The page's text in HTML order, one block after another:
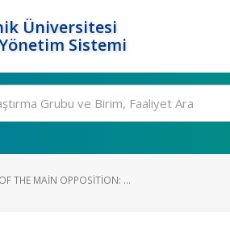
Üniversitesi
Sistemi
THE MAIN OPPOSITION: ...